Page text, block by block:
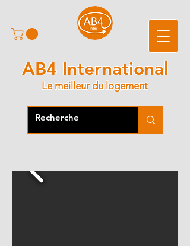
AB4 International
Le meilleur du logement